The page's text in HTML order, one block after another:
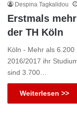
Despina Tagkalidou
Erstmals
der TH Köln
Köln - Mehr als
2016/2017 ihr
sind 3.700…
Weiterlesen >>